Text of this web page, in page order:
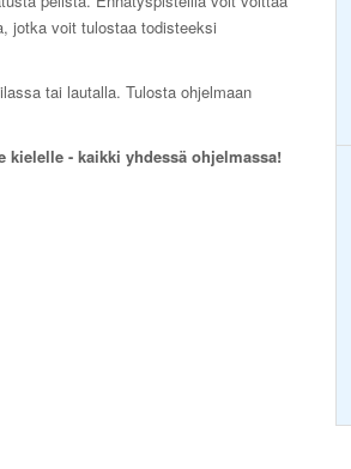
jotka voit tulostaa todisteeksi
tai lautalla. Tulosta ohjelmaan
- kaikki yhdessä ohjelmassa!